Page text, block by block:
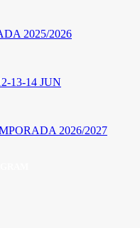
2025/2026
13-14 JUN
2026/2027